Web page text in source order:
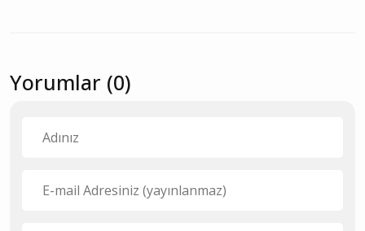
Yorumlar (0)